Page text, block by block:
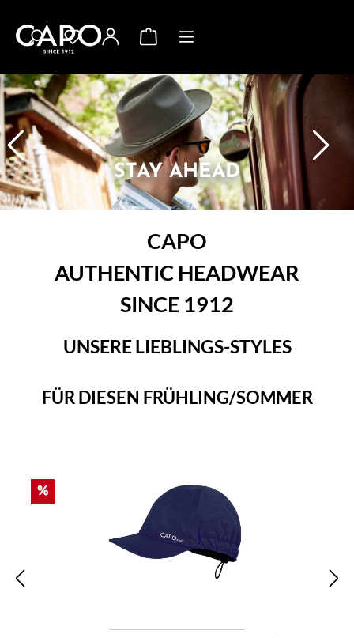
Warenkorb enthält 0
STAY AHEAD
CAPO
AUTHENTIC HEADWEAR
SINCE 1912
UNSERE LIEBLINGS-STYLES
FÜR DIESEN FRÜHLING/SOMMER
%